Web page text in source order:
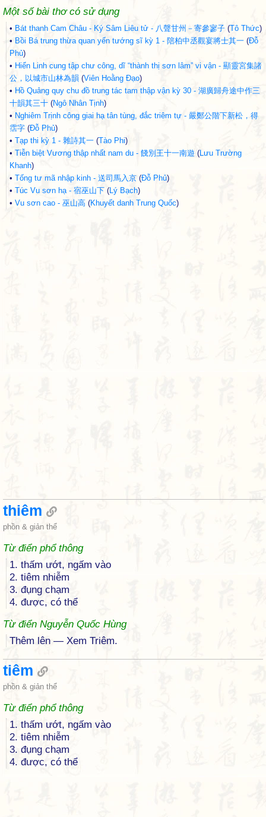
Một số bài thơ có sử dụng
• Bát thanh Cam Châu - Ký Sâm Liêu tử - 八聲甘州－寄參寥子 (Tô Thức)
• Bồi Bá trung thừa quan yến tướng sĩ kỳ 1 - 陪柏中丞觀宴將士其一 (Đỗ
Phủ)
• Hiển Linh cung tập chư công, dĩ “thành thị sơn lâm” vi vận - 顯靈宮集諸
公，以城市山林為韻 (Viên Hoằng Đạo)
• Hồ Quảng quy chu đồ trung tác tam thập vận kỳ 30 - 湖廣歸舟途中作三
十韻其三十 (Ngô Nhân Tịnh)
• Nghiêm Trịnh công giai hạ tân tùng, đắc triêm tự - 嚴鄭公階下新松，得
霑字 (Đỗ Phủ)
• Tạp thi kỳ 1 - 雜詩其一 (Tào Phi)
• Tiễn biệt Vương thập nhất nam du - 餞別王十一南遊 (Lưu Trường
Khanh)
• Tống tư mã nhập kinh - 送司馬入京 (Đỗ Phủ)
• Túc Vu sơn hạ - 宿巫山下 (Lý Bạch)
• Vu sơn cao - 巫山高 (Khuyết danh Trung Quốc)
thiêm
phồn & giản thể
Từ điển phổ thông
1. thấm ướt, ngấm vào
2. tiêm nhiễm
3. đụng chạm
4. được, có thể
Từ điển Nguyễn Quốc Hùng
Thêm lên — Xem Triêm.
tiêm
phồn & giản thể
Từ điển phổ thông
1. thấm ướt, ngấm vào
2. tiêm nhiễm
3. đụng chạm
4. được, có thể